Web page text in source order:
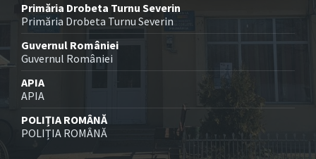
Primăria Drobeta Turnu Severin
Primăria Drobeta Turnu Severin
Guvernul României
Guvernul României
APIA
APIA
POLIȚIA ROMÂNĂ
POLIȚIA ROMÂNĂ